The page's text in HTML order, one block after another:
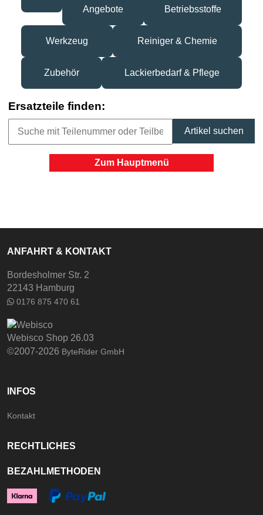
Angebote Betriebsstoffe
Werkzeug Reiniger & Chemie
Zubehör Lackierbedarf & Pflege
Ersatzteile finden:
Zum Hauptmenü
ANFAHRT & KONTAKT
Bordesholmer Str. 2
22143 Hamburg
0176 875 470 61
Webisco Shop 26.03
©2007-2026 ByteRider GmbH
INFOS
Kontakt
RECHTLICHES
BEZAHLMETHODEN